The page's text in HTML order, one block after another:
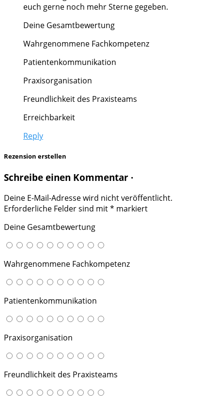
euch gerne noch mehr Sterne gegeben.
Deine Gesamtbewertung
Wahrgenommene Fachkompetenz
Patientenkommunikation
Praxisorganisation
Freundlichkeit des Praxisteams
Erreichbarkeit
Reply
Rezension erstellen
Schreibe einen Kommentar ·
Deine E-Mail-Adresse wird nicht veröffentlicht.
Erforderliche Felder sind mit* markiert
Deine Gesamtbewertung
Wahrgenommene Fachkompetenz
Patientenkommunikation
Praxisorganisation
Freundlichkeit des Praxisteams